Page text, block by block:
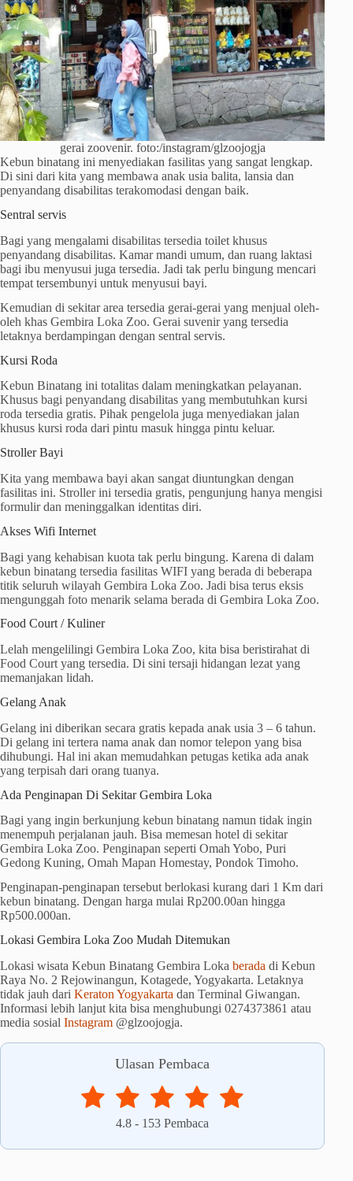
gerai zoovenir. foto:/instagram/glzoojogja
Kebun binatang ini menyediakan fasilitas yang sangat lengkap.
Di sini dari kita yang membawa anak usia balita, lansia dan
penyandang disabilitas terakomodasi dengan baik.
Sentral servis
Bagi yang mengalami disabilitas tersedia toilet khusus
penyandang disabilitas. Kamar mandi umum, dan ruang laktasi
bagi ibu menyusui juga tersedia. Jadi tak perlu bingung mencari
tempat tersembunyi untuk menyusui bayi.
Kemudian di sekitar area tersedia gerai-gerai yang menjual oleh-
oleh khas Gembira Loka Zoo. Gerai suvenir yang tersedia
letaknya berdampingan dengan sentral servis.
Kursi Roda
Kebun Binatang ini totalitas dalam meningkatkan pelayanan.
Khusus bagi penyandang disabilitas yang membutuhkan kursi
roda tersedia gratis. Pihak pengelola juga menyediakan jalan
khusus kursi roda dari pintu masuk hingga pintu keluar.
Stroller Bayi
Kita yang membawa bayi akan sangat diuntungkan dengan
fasilitas ini. Stroller ini tersedia gratis, pengunjung hanya mengisi
formulir dan meninggalkan identitas diri.
Akses Wifi Internet
Bagi yang kehabisan kuota tak perlu bingung. Karena di dalam
kebun binatang tersedia fasilitas WIFI yang berada di beberapa
titik seluruh wilayah Gembira Loka Zoo. Jadi bisa terus eksis
mengunggah foto menarik selama berada di Gembira Loka Zoo.
Food Court / Kuliner
Lelah mengelilingi Gembira Loka Zoo, kita bisa beristirahat di
Food Court yang tersedia. Di sini tersaji hidangan lezat yang
memanjakan lidah.
Gelang Anak
Gelang ini diberikan secara gratis kepada anak usia 3 – 6 tahun.
Di gelang ini tertera nama anak dan nomor telepon yang bisa
dihubungi. Hal ini akan memudahkan petugas ketika ada anak
yang terpisah dari orang tuanya.
Ada Penginapan Di Sekitar Gembira Loka
Bagi yang ingin berkunjung kebun binatang namun tidak ingin
menempuh perjalanan jauh. Bisa memesan hotel di sekitar
Gembira Loka Zoo. Penginapan seperti Omah Yobo, Puri
Gedong Kuning, Omah Mapan Homestay, Pondok Timoho.
Penginapan-penginapan tersebut berlokasi kurang dari 1 Km dari
kebun binatang. Dengan harga mulai Rp200.00an hingga
Rp500.000an.
Lokasi Gembira Loka Zoo Mudah Ditemukan
Lokasi wisata Kebun Binatang Gembira Loka berada di Kebun
Raya No. 2 Rejowinangun, Kotagede, Yogyakarta. Letaknya
tidak jauh dari Keraton Yogyakarta dan Terminal Giwangan.
Informasi lebih lanjut kita bisa menghubungi 0274373861 atau
media sosial Instagram @glzoojogja.
Ulasan Pembaca
4.8 - 153 Pembaca